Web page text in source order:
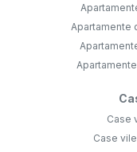
Apartamente
Case
Case